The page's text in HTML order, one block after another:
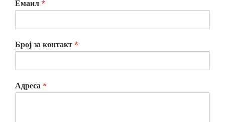
Емаил *
Број за контакт *
Адреса *